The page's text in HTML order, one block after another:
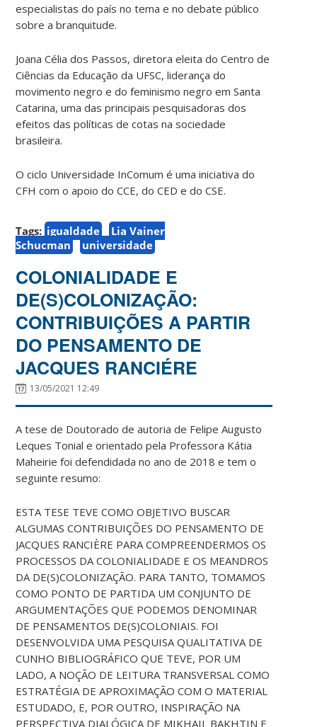
especialistas do país no tema e no debate público
sobre a branquitude.
Joana Célia dos Passos, diretora eleita do Centro de
Ciências da Educação da UFSC, liderança do
movimento negro e do feminismo negro em Santa
Catarina, uma das principais pesquisadoras dos
efeitos das políticas de cotas na sociedade
brasileira.
O ciclo Universidade InComum é uma iniciativa do
CFH com o apoio do CCE, do CED e do CSE.
Tags: igualdade
Lia Vainer
Schucman
universidade
COLONIALIDADE E
DE(S)COLONIZAÇÃO:
CONTRIBUIÇÕES A PARTIR
DO PENSAMENTO DE
JACQUES RANCIÉRE
13/05/2021 12:49
A tese de Doutorado de autoria de Felipe Augusto
Leques Tonial e orientado pela Professora Kátia
Maheirie foi defendidada no ano de 2018 e tem o
seguinte resumo:
ESTA TESE TEVE COMO OBJETIVO BUSCAR
ALGUMAS CONTRIBUIÇÕES DO PENSAMENTO DE
JACQUES RANCIÈRE PARA COMPREENDERMOS OS
PROCESSOS DA COLONIALIDADE E OS MEANDROS
DA DE(S)COLONIZAÇÃO. PARA TANTO, TOMAMOS
COMO PONTO DE PARTIDA UM CONJUNTO DE
ARGUMENTAÇÕES QUE PODEMOS DENOMINAR
DE PENSAMENTOS DE(S)COLONIAIS. FOI
DESENVOLVIDA UMA PESQUISA QUALITATIVA DE
CUNHO BIBLIOGRÁFICO QUE TEVE, POR UM
LADO, A NOÇÃO DE LEITURA TRANSVERSAL COMO
ESTRATÉGIA DE APROXIMAÇÃO COM O MATERIAL
ESTUDADO, E, POR OUTRO, INSPIRAÇÃO NA
PERSPECTIVA DIALÓGICA DE MIKHAIL BAKHTIN E